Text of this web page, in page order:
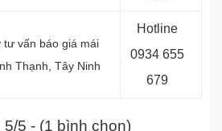
vấn báo giá mái
Thạnh , Tây Ninh
Hotline
0934 655
679
5/5 - (1 bình chọn)